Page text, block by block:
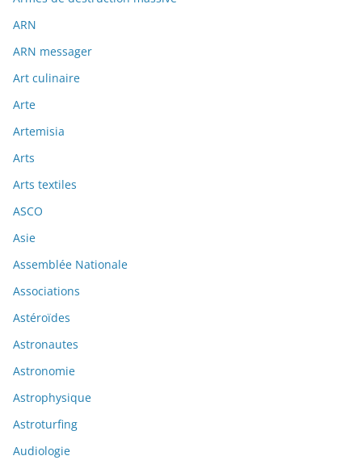
ARN
ARN messager
Art culinaire
Arte
Artemisia
Arts
Arts textiles
ASCO
Asie
Assemblée Nationale
Associations
Astéroïdes
Astronautes
Astronomie
Astrophysique
Astroturfing
Audiologie